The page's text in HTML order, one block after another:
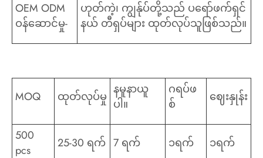
OEM ODM
ဝန်ဆောင်မှု-
ဟုတ်ကဲ့၊ ကျွန်ုပ်တို့သည် ပရော်ဖက်ရှင်
နယ် တီရှပ်များ ထုတ်လုပ်သူဖြစ်သည်။
MOQ ထုတ်လုပ်မှု နမူနာယူ
ပါ။
ဂရပ်ဖ
စ်
ဈေးနှုန်း
500
pcs
25-30 ရက် 7 ရက် ၁ရက် ၁ရက်